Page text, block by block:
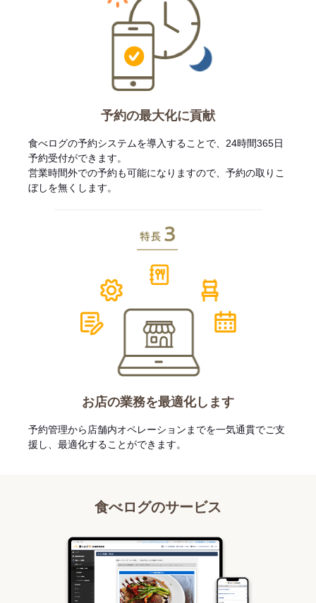
予約の最大化に貢献
食べログの予約システムを導入することで、24時間365日
予約受付ができます。
営業時間外での予約も可能になりますので、予約の取りこ
ぼしを無くします。
お店の業務を最適化します
予約管理から店舗内オペレーションまでを一気通貫でご支
援し、最適化することができます。
食べログのサービス